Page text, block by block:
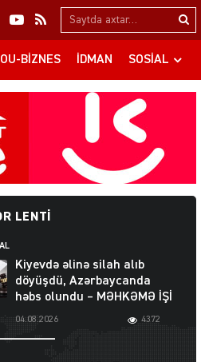
Search…
BIZNES İDMAN SOSIAL
LENTI
Kiyevdə əlinə silah alıb
döyüşdü, Azərbaycanda
həbs olundu – MƏHKƏMƏ İŞİ
04.08.2026 4372